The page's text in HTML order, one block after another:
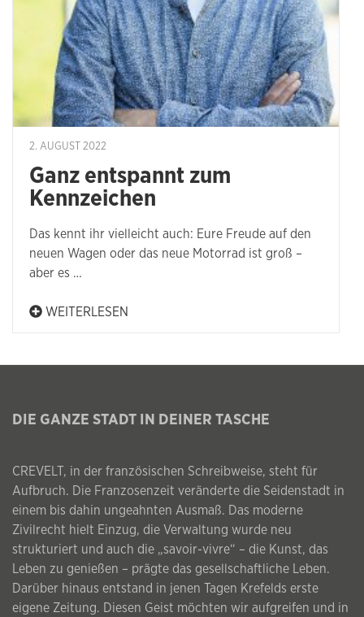
2. AUGUST 2022
Ganz entspannt zum
Kennzeichen
Das kennt ihr vielleicht auch: Eure Freude auf den
neuen Wagen oder das neue Motorrad ist groß –
aber es …
WEITERLESEN
DIE GANZE STADT IN DEINER TASCHE
CREVELT, in der französischen Schreibweise, steht für
Aufbruch. Die Franzosenzeit veränderte die Seidenstadt in
einem bis dahin ungeahnten Ausmaß. Das moderne
Zivilrecht hielt Einzug, die Verwaltung wurde neu
strukturiert und auch die „savoir-vivre“ – die Kunst, das
Leben zu genießen – prägte das gesellschaftliche Leben.
Darüber hinaus entstand in jenen Tagen Krefelds erste
eigene Zeitung. Diesen Geist möchten wir aufgreifen und in